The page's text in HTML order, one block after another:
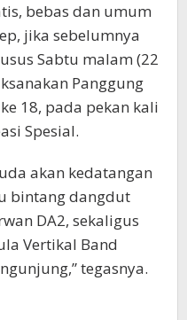
bebas dan umum
jika sebelumnya
Sabtu malam (22
Panggung
18, pada pekan kali
Spesial.
akan kedatangan
bintang dangdut
DA2, sekaligus
Vertikal Band
tegasnya.